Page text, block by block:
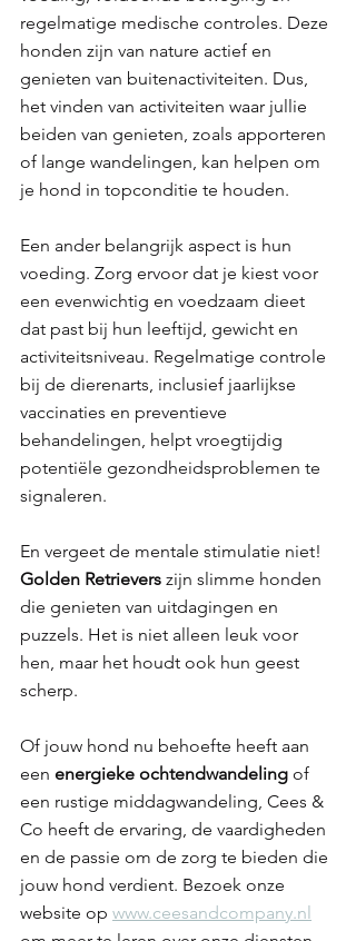
regelmatige medische controles. Deze
honden zijn van nature actief en
genieten van buitenactiviteiten. Dus,
het vinden van activiteiten waar jullie
beiden van genieten, zoals apporteren
of lange wandelingen, kan helpen om
je hond in topconditie te houden.
Een ander belangrijk aspect is hun
voeding. Zorg ervoor dat je kiest voor
een evenwichtig en voedzaam dieet
dat past bij hun leeftijd, gewicht en
activiteitsniveau. Regelmatige controle
bij de dierenarts, inclusief jaarlijkse
vaccinaties en preventieve
behandelingen, helpt vroegtijdig
potentiële gezondheidsproblemen te
signaleren.
En vergeet de mentale stimulatie niet!
Golden Retrievers zijn slimme honden
die genieten van uitdagingen en
puzzels. Het is niet alleen leuk voor
hen, maar het houdt ook hun geest
scherp.
Of jouw hond nu behoefte heeft aan
een energieke ochtendwandeling of
een rustige middagwandeling, Cees &
Co heeft de ervaring, de vaardigheden
en de passie om de zorg te bieden die
jouw hond verdient. Bezoek onze
website op www.ceesandcompany.nl